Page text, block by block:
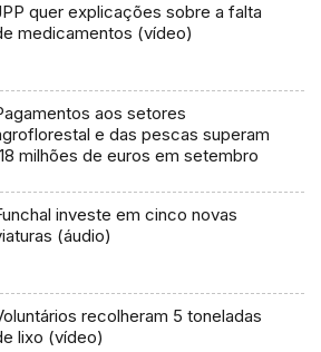
quer explicações sobre a falta
medicamentos (vídeo)
aos setores
e das pescas superam
milhões de euros em setembro
investe em cinco novas
(áudio)
recolheram 5 toneladas
lixo (vídeo)